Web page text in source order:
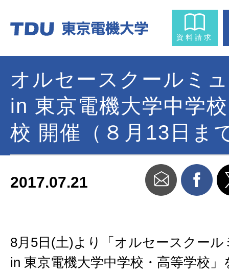
資料請求
オルセースクールミ
in 東京電機大学中学
校 開催（８月13日ま
2017.07.21
8月5日(土)より「オルセースクー
in 東京電機大学中学校・高等学校